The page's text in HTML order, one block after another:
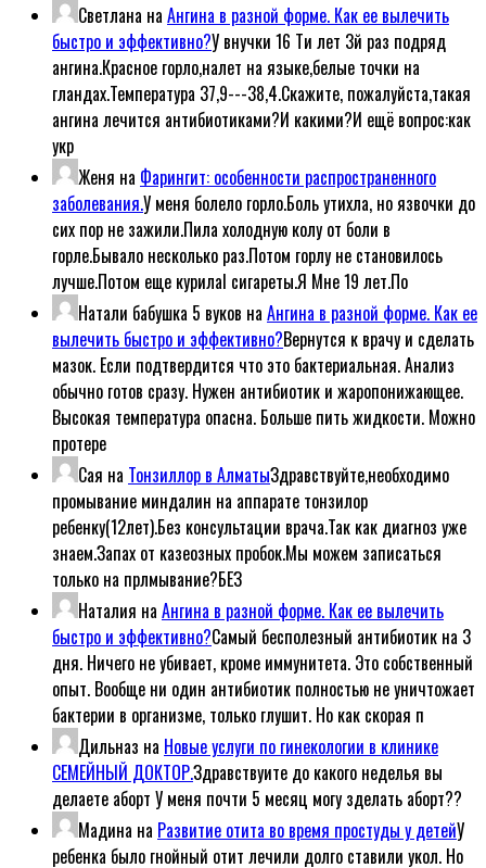
Светлана на Ангина в разной форме. Как ее вылечить
быстро и эффективно?У внучки 16 Ти лет 3й раз подряд
ангина.Красное горло,налет на языке,белые точки на
гландах.Температура 37,9---38,4.Скажите, пожалуйста,такая
ангина лечится антибиотиками?И какими?И ещё вопрос:как
укр
Женя на Фарингит: особенности распространенного
заболевания.У меня болело горло.Боль утихла, но язвочки до
сих пор не зажили.Пила холодную колу от боли в
горле.Бывало несколько раз.Потом горлу не становилось
лучше.Потом еще курилаl сигареты.Я Мне 19 лет.По
Натали бабушка 5 вуков на Ангина в разной форме. Как ее
вылечить быстро и эффективно?Вернутся к врачу и сделать
мазок. Если подтвердится что это бактериальная. Анализ
обычно готов сразу. Нужен антибиотик и жаропонижающее.
Высокая температура опасна. Больше пить жидкости. Можно
протере
Сая на Тонзиллор в АлматыЗдравствуйте,необходимо
промывание миндалин на аппарате тонзилор
ребенку(12лет).Без консультации врача.Так как диагноз уже
знаем.Запах от казеозных пробок.Мы можем записаться
только на прлмывание?БЕЗ
Наталия на Ангина в разной форме. Как ее вылечить
быстро и эффективно?Самый бесполезный антибиотик на 3
дня. Ничего не убивает, кроме иммунитета. Это собственный
опыт. Вообще ни один антибиотик полностью не уничтожает
бактерии в организме, только глушит. Но как скорая п
Дильназ на Новые услуги по гинекологии в клинике
СЕМЕЙНЫЙ ДОКТОР.Здравствуите до какого неделья вы
делаете аборт У меня почти 5 месяц могу зделать аборт??
Мадина на Развитие отита во время простуды у детейУ
ребенка было гнойный отит лечили долго ставили укол. Но